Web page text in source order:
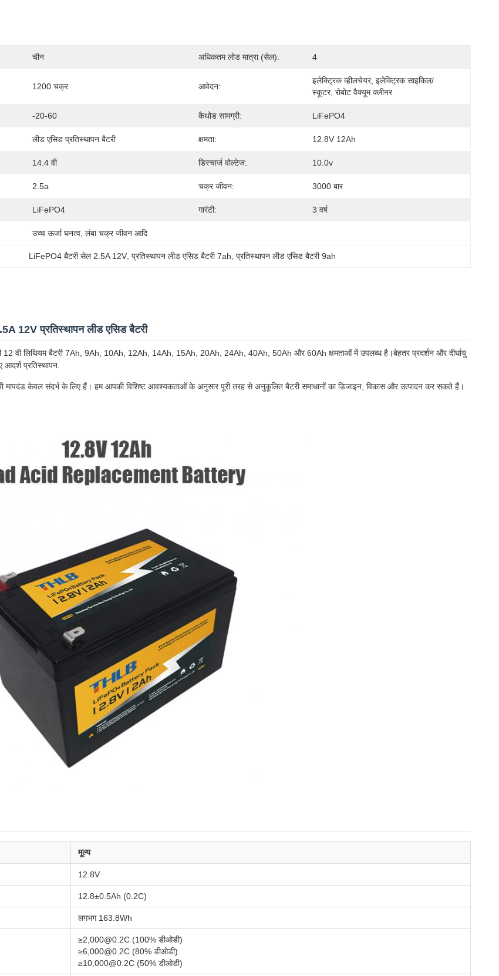
चीन अधिकतम लोड मात्रा (सेल): 4
1200 चक्र आवेदन:
इलेक्ट्रिक व्हीलचेयर, इलेक्ट्रिक साइकिल/
स्कूटर, रोबोट वैक्यूम क्लीनर
-20-60 कैथोड सामग्री: LiFePO4
लीड एसिड प्रतिस्थापन बैटरी क्षमता: 12.8V 12Ah
14.4 वी डिस्चार्ज वोल्टेज: 10.0v
2.5a चक्र जीवन: 3000 बार
LiFePO4 गारंटी: 3 वर्ष
उच्च ऊर्जा घनत्व, लंबा चक्र जीवन आदि
LiFePO4 बैटरी सेल 2.5A 12V , प्रतिस्थापन लीड एसिड बैटरी 7ah , प्रतिस्थापन लीड एसिड बैटरी 9ah
12V प्रतिस्थापन लीड एसिड बैटरी
12 वी लिथियम बैटरी 7Ah, 9Ah, 10Ah, 12Ah, 14Ah, 15Ah, 20Ah, 24Ah, 40Ah, 50Ah और 60Ah क्षमताओं में उपलब्ध है।बेहतर प्रदर्शन और दीर्घायु
प्रतिस्थापन.
मापदंड केवल संदर्भ के लिए हैं। हम आपकी विशिष्ट आवश्यकताओं के अनुसार पूरी तरह से अनुकूलित बैटरी समाधानों का डिजाइन, विकास और उत्पादन कर सकते हैं।
मूल्य
12.8V
12.8±0.5Ah (0.2C)
लगभग 163.8Wh
≥2,000@0.2C (100% डीओडी)
≥6,000@0.2C (80% डीओडी)
≥10,000@0.2C (50% डीओडी)